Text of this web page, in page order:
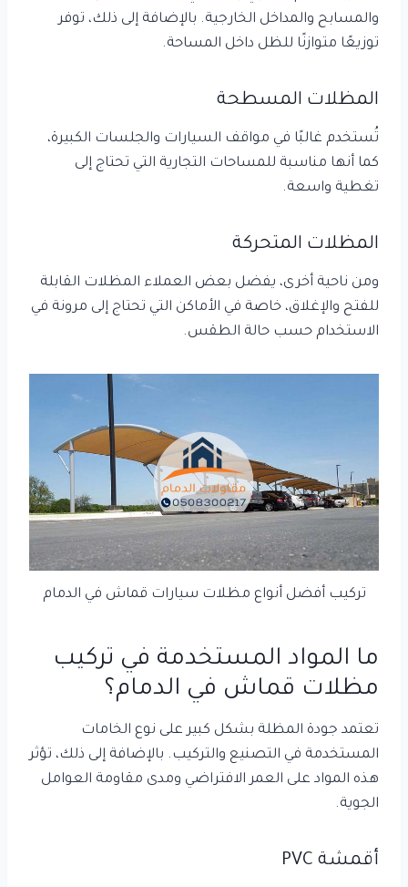
والمسابح والمداخل الخارجية. بالإضافة إلى ذلك، توفر
توزيعًا متوازنًا للظل داخل المساحة.
المظلات المسطحة
تُستخدم غالبًا في مواقف السيارات والجلسات الكبيرة،
كما أنها مناسبة للمساحات التجارية التي تحتاج إلى
تغطية واسعة.
المظلات المتحركة
ومن ناحية أخرى، يفضل بعض العملاء المظلات القابلة
للفتح والإغلاق، خاصة في الأماكن التي تحتاج إلى مرونة في
الاستخدام حسب حالة الطقس.
تركيب أفضل أنواع مظلات سيارات قماش في الدمام
ما المواد المستخدمة في تركيب
مظلات قماش في الدمام؟
تعتمد جودة المظلة بشكل كبير على نوع الخامات
المستخدمة في التصنيع والتركيب. بالإضافة إلى ذلك، تؤثر
هذه المواد على العمر الافتراضي ومدى مقاومة العوامل
الجوية.
أقمشة PVC